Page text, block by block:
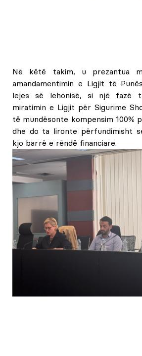
Në këtë takim, u prezantua
amandamentimin e Ligjit të
lejes së lehonisë, si një fazë
miratimin e Ligjit për Sigurime
të mundësonte kompensim 100%
dhe do ta lironte përfundimisht
kjo barrë e rëndë financiare.